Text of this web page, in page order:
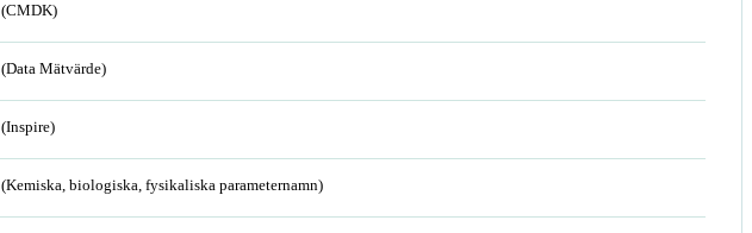
(CMDK)
(Data Mätvärde)
(Inspire)
(Kemiska, biologiska, fysikaliska parameternamn)